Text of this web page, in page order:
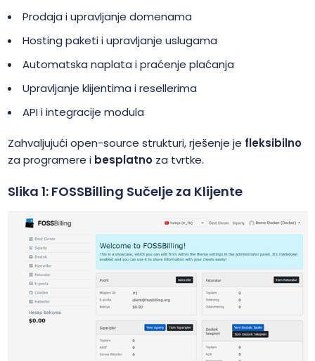
Prodaja i upravljanje domenama
Hosting paketi i upravljanje uslugama
Automatska naplata i praćenje plaćanja
Upravljanje klijentima i resellerima
API i integracije modula
Zahvaljujući open-source strukturi, rješenje je fleksibilno
za programere i besplatnoza tvrtke.
Slika 1: FOSSBilling Sučelje za Klijente